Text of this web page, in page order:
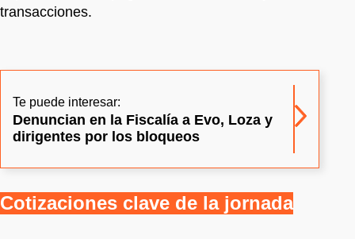
transacciones.
Te puede interesar:
Denuncian en la Fiscalía a Evo, Loza y
dirigentes por los bloqueos
Cotizaciones clave de la jornada